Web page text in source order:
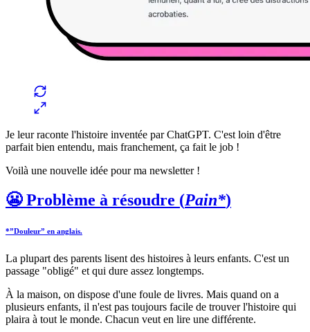
Je leur raconte l'histoire inventée par ChatGPT. C'est loin d'être
parfait bien entendu, mais franchement, ça fait le job !
Voilà une nouvelle idée pour ma newsletter !
😬 Problème à résoudre (Pain*)
*”Douleur” en anglais.
La plupart des parents lisent des histoires à leurs enfants. C'est un
passage "obligé" et qui dure assez longtemps.
À la maison, on dispose d'une foule de livres. Mais quand on a
plusieurs enfants, il n'est pas toujours facile de trouver l'histoire qui
plaira à tout le monde. Chacun veut en lire une différente.